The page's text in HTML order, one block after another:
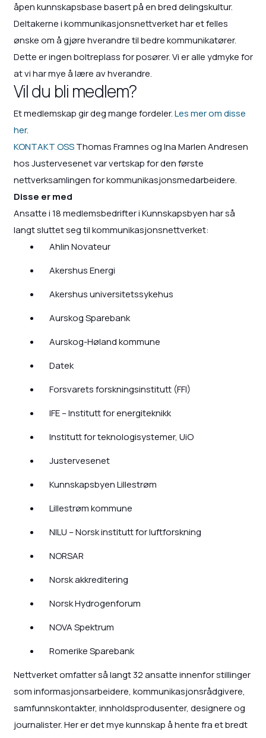
åpen kunnskapsbase basert på en bred delingskultur.
Deltakerne i kommunikasjonsnettverket har et felles
ønske om å gjøre hverandre til bedre kommunikatører.
Dette er ingen boltreplass for posører. Vi er alle ydmyke for
at vi har mye å lære av hverandre.
Vil du bli medlem?
Et medlemskap gir deg mange fordeler.Les mer om disse
her.
KONTAKT OSSThomas Framnes og Ina Marlen Andresen
hos Justervesenet var vertskap for den første
nettverksamlingen for kommunikasjonsmedarbeidere.
Disse er med
Ansatte i 18 medlemsbedrifter i Kunnskapsbyen har så
langt sluttet seg til kommunikasjonsnettverket:
Ahlin Novateur
Akershus Energi
Akershus universitetssykehus
Aurskog Sparebank
Aurskog-Høland kommune
Datek
Forsvarets forskningsinstitutt (FFI)
IFE – Institutt for energiteknikk
Institutt for teknologisystemer, UiO
Justervesenet
Kunnskapsbyen Lillestrøm
Lillestrøm kommune
NILU – Norsk institutt for luftforskning
NORSAR
Norsk akkreditering
Norsk Hydrogenforum
NOVA Spektrum
Romerike Sparebank
Nettverket omfatter så langt 32 ansatte innenfor stillinger
som informasjonsarbeidere, kommunikasjonsrådgivere,
samfunnskontakter, innholdsprodusenter, designere og
journalister. Her er det mye kunnskap å hente fra et bredt